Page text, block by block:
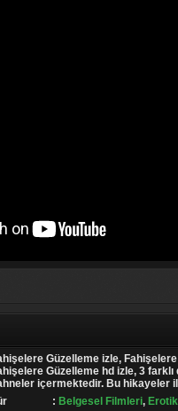
Güzelleme izle,
Güzelleme hd izle, 3
içermektedir. Bu hikayeler
: Belgesel Filmleri,